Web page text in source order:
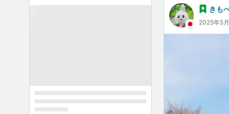
きも
2025年5